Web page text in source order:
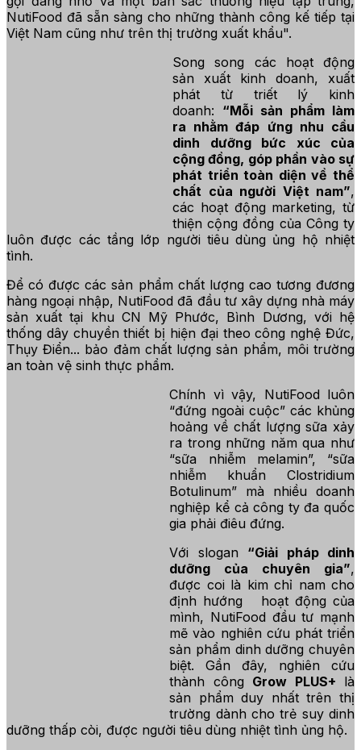
NutiFood đã sẵn sàng cho những thành công kế tiếp tại
Việt Nam cũng như trên thị trường xuất khẩu".
Song song các hoạt động
sản xuất kinh doanh, xuất
phát từ triết lý kinh
doanh: “Mỗi sản phẩm làm
ra nhằm đáp ứng nhu cầu
dinh dưỡng bức xúc của
cộng đồng, góp phần vào sự
phát triển toàn diện về thể
chất của người Việt nam”,
các hoạt động marketing, từ
thiện cộng đồng của Công ty
luôn được các tầng lớp người tiêu dùng ủng hộ nhiệt
tình.
Để có được các sản phẩm chất lượng cao tương đương
hàng ngoại nhập, NutiFood đã đầu tư xây dựng nhà máy
sản xuất tại khu CN Mỹ Phước, Bình Dương, với hệ
thống dây chuyền thiết bị hiện đại theo công nghệ Đức,
Thụy Điển... bảo đảm chất lượng sản phẩm, môi trường
an toàn vệ sinh thực phẩm.
Chính vì vậy, NutiFood luôn
“đứng ngoài cuộc” các khủng
hoảng về chất lượng sữa xảy
ra trong những năm qua như
“sữa nhiễm melamin”, “sữa
nhiễm khuẩn Clostridium
Botulinum” mà nhiều doanh
nghiệp kể cả công ty đa quốc
gia phải điêu đứng.
Với slogan “Giải pháp dinh
dưỡng của chuyên gia”,
được coi là kim chỉ nam cho
định hướng hoạt động của
mình, NutiFood đầu tư mạnh
mẽ vào nghiên cứu phát triển
sản phẩm dinh dưỡng chuyên
biệt. Gần đây, nghiên cứu
thành công Grow PLUS+ là
sản phẩm duy nhất trên thị
trường dành cho trẻ suy dinh
dưỡng thấp còi, được người tiêu dùng nhiệt tình ủng hộ.